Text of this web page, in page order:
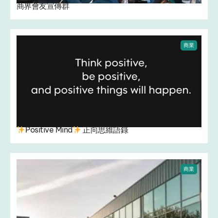
商界會友宣傳群
商業
Positive Mind 正向思維語錄
商業